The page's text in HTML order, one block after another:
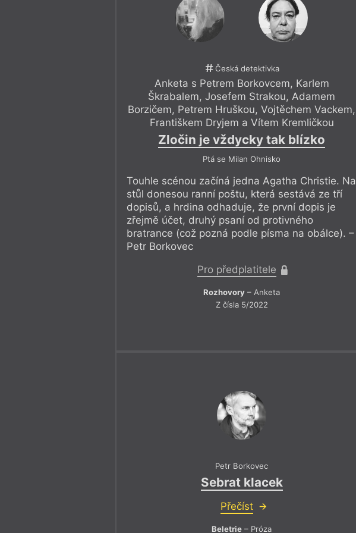
Česká detektivka
Anketa s Petrem Borkovcem, Karlem
Škrabalem, Josefem Strakou, Adamem
Borzičem, Petrem Hruškou, Vojtěchem Vackem,
Františkem Dryjem a Vítem Kremličkou
Zločin je vždycky tak blízko
Ptá se Milan Ohnisko
Touhle scénou začíná jedna Agatha Christie. Na
stůl donesou ranní poštu, která sestává ze tří
dopisů, a hrdina odhaduje, že první dopis je
zřejmě účet, druhý psaní od protivného
bratrance (což pozná podle písma na obálce). –
Petr Borkovec
Pro předplatitele
Rozhovory – Anketa
Z čísla 5/2022
Petr Borkovec
Sebrat klacek
Přečíst
Beletrie – Próza